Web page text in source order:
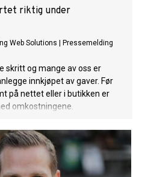
riktig under
Web Solutions Pressemelding
skritt og mange av oss er
innkjøpet av gaver. Før
på nettet eller i butikken er
omkostningene.